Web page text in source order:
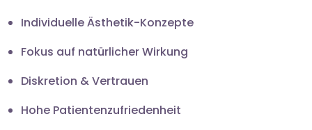
Individuelle Ästhetik-Konzepte
Fokus auf natürlicher Wirkung
Diskretion & Vertrauen
Hohe Patientenzufriedenheit